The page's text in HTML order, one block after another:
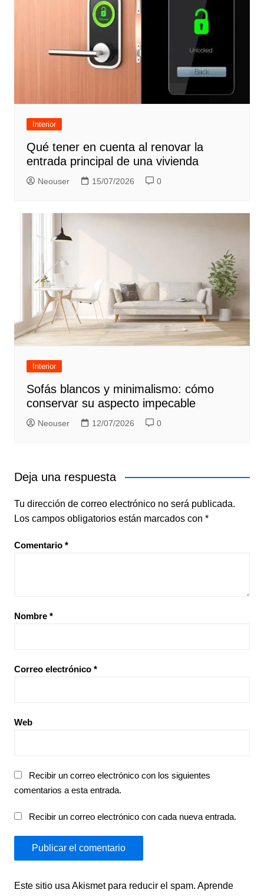
Interior
Qué tener en cuenta al renovar la
entrada principal de una vivienda
Neouser 15/07/2026 0
Interior
Sofás blancos y minimalismo: cómo
conservar su aspecto impecable
Neouser 12/07/2026 0
Deja una respuesta
Tu dirección de correo electrónico no será publicada.
Los campos obligatorios están marcados con *
Comentario *
Nombre *
Correo electrónico *
Web
Recibir un correo electrónico con los siguientes
comentarios a esta entrada.
Recibir un correo electrónico con cada nueva entrada.
Este sitio usa Akismet para reducir el spam. Aprende